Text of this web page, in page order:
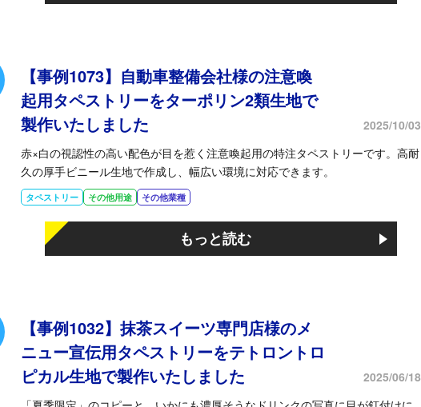
【事例1073】自動車整備会社様の注意喚
起用タペストリーをターポリン2類生地で
製作いたしました
2025/10/03
赤×白の視認性の高い配色が目を惹く注意喚起用の特注タペストリーです。高耐
久の厚手ビニール生地で作成し、幅広い環境に対応できます。
タペストリー その他用途 その他業種
もっと読む
【事例1032】抹茶スイーツ専門店様のメ
ニュー宣伝用タペストリーをテトロントロ
ピカル生地で製作いたしました
2025/06/18